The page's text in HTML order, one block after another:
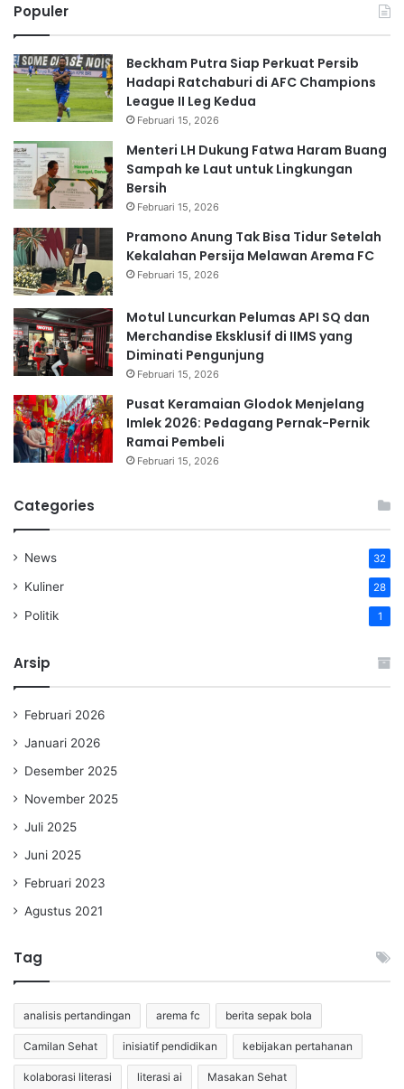
Populer
Beckham Putra Siap Perkuat Persib
Hadapi Ratchaburi di AFC Champions
League II Leg Kedua
Februari 15, 2026
Menteri LH Dukung Fatwa Haram Buang
Sampah ke Laut untuk Lingkungan
Bersih
Februari 15, 2026
Pramono Anung Tak Bisa Tidur Setelah
Kekalahan Persija Melawan Arema FC
Februari 15, 2026
Motul Luncurkan Pelumas API SQ dan
Merchandise Eksklusif di IIMS yang
Diminati Pengunjung
Februari 15, 2026
Pusat Keramaian Glodok Menjelang
Imlek 2026: Pedagang Pernak-Pernik
Ramai Pembeli
Februari 15, 2026
Categories
News 32
Kuliner 28
Politik 1
Arsip
Februari 2026
Januari 2026
Desember 2025
November 2025
Juli 2025
Juni 2025
Februari 2023
Agustus 2021
Tag
analisis pertandingan arema fc berita sepak bola
Camilan Sehat inisiatif pendidikan kebijakan pertahanan
kolaborasi literasi literasi ai Masakan Sehat